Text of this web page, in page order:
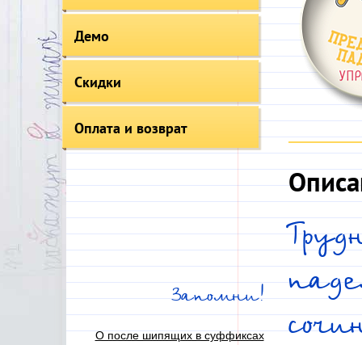
Демо
Скидки
Оплата и возврат
Запомни!
О после шипящих в суффиксах